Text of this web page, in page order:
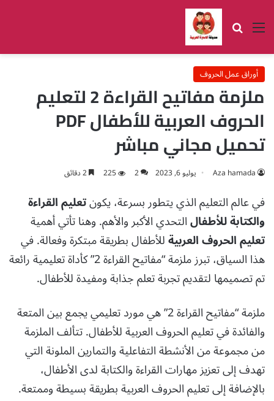
القائمة بحث عن
أوراق عمل الحروف
ملزمة مفاتيح القراءة 2 لتعليم
الحروف العربية للأطفال PDF
تحميل مجاني مباشر
Aza hamada يوليو 6, 2023 2
225
في عالم التعليم الذي يتطور بسرعة، يكونتعليم القراءة
والكتابة للأطفالالتحدي الأكبر والأهم. وهنا تأتي أهمية
تعليم الحروف العربيةللأطفال بطريقة مبتكرة وفعالة. في
هذا السياق، تبرز ملزمة “مفاتيح القراءة 2” كأداة تعليمية رائعة
تم تصميمها لتقديم تجربة تعلم جذابة ومفيدة للأطفال.
ملزمة “مفاتيح القراءة 2” هي مورد تعليمي يجمع بين المتعة
والفائدة في تعليم الحروف العربية للأطفال. تتألف الملزمة
من مجموعة من الأنشطة التفاعلية والتمارين الملونة التي
تهدف إلى تعزيز مهارات القراءة والكتابة لدى الأطفال،
بالإضافة إلى تعليم الحروف العربية بطريقة بسيطة وممتعة.